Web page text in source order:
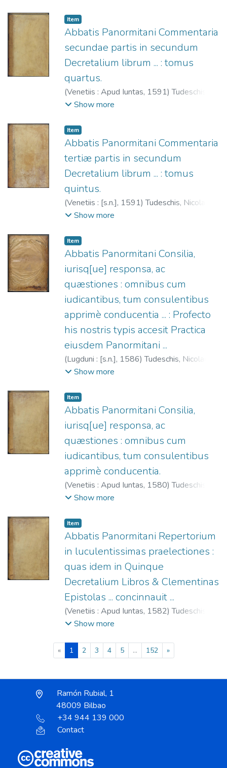
Gregorio IX). Decretales.
Item
Abbatis Panormitani Commentaria
secundae partis in secundum
Decretalium librum ... : tomus
quartus.
(Venetiis : Apud Iuntas, 1591)Tudeschis,
Nicolaus de, 1386-1445.
dell'Aquila che si rinnova (Venecia)
Católica. Papa (1227-1241: Gregorio IX).
Decretales.
Show more
Item
Abbatis Panormitani Commentaria
tertiæ partis in secundum
Decretalium librum ... : tomus
quintus.
(Venetiis : [s.n.], 1591)Tudeschis, Nicolaus
de, 1386-1445.
(1227-1241: Gregorio IX). Decretales.
Show more
Item
Abbatis Panormitani Consilia,
iurisq[ue] responsa, ac
quæstiones : omnibus cum
iudicantibus, tum consulentibus
apprimè conducentia ... : Profecto
his nostris typis accesit Practica
eiusdem Panormitani ...
(Lugduni : [s.n.], 1586)Tudeschis, Nicolaus
de, 1386-1445.
Show more
Item
Abbatis Panormitani Consilia,
iurisq[ue] responsa, ac
quæstiones : omnibus cum
iudicantibus, tum consulentibus
apprimè conducentia.
(Venetiis : Apud Iuntas, 1580)Tudeschis,
Nicolaus de, 1386-1445.
Show more
Item
Abbatis Panormitani Repertorium
in luculentissimas praelectiones :
quas idem in Quinque
Decretalium Libros & Clementinas
Epistolas ... concinnauit ...
(Venetiis : Apud Iuntas, 1582)Tudeschis,
Nicolaus de, 1386-1445.
Show more
« 1(current)
2 3 4 5 ... 152 »
Ramón Rubial, 1
48009 Bilbao
+34 944 139 000
Contact